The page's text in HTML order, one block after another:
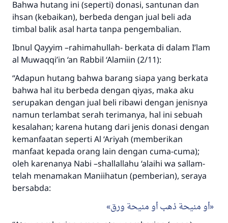
Bahwa hutang ini (seperti) donasi, santunan dan
ihsan (kebaikan), berbeda dengan jual beli ada
timbal balik asal harta tanpa pengembalian.
Ibnul Qayyim –rahimahullah- berkata di dalam I’lam
al Muwaqqi’in ‘an Rabbil ‘Alamiin (2/11):
“Adapun hutang bahwa barang siapa yang berkata
bahwa hal itu berbeda dengan qiyas, maka aku
serupakan dengan jual beli ribawi dengan jenisnya
namun terlambat serah terimanya, hal ini sebuah
kesalahan; karena hutang dari jenis donasi dengan
kemanfaatan seperti Al ‘Ariyah (memberikan
manfaat kepada orang lain dengan cuma-cuma);
oleh karenanya Nabi –shallallahu ‘alaihi wa sallam-
telah menamakan Maniihatun (pemberian), seraya
bersabda:
أو منيحة ذهب أو منيحة ورق
Jawaban no. 110845
menyelamatkan pernikahan.
Bantu kami dalam memberikan jawaban untuk umat
"Siapa yang menunjukkan suatu kebaikan,
meka dia akan mendapatkan pahala yang